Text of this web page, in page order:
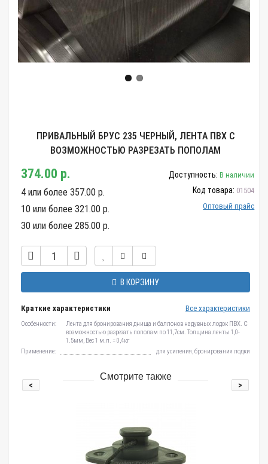
ПРИВАЛЬНЫЙ БРУС 235 ЧЕРНЫЙ, ЛЕНТА ПВХ С
ВОЗМОЖНОСТЬЮ РАЗРЕЗАТЬ ПОПОЛАМ
374.00 р.
4 или более 357.00 р.
10 или более 321.00 р.
30 или более 285.00 р.
Доступность: В наличии
Код товара: 01504
Оптовый прайс
В КОРЗИНУ
Краткие характеристики Все характеристики
Особенности:
Лента для бронирования днища и баллонов надувных лодок ПВХ. С
возможностью разрезать пополам по 11,7см. Толщина ленты 1,0-
1.5мм, Вес 1 м.п. = 0,4кг
Применение:
для усиления, бронирования лодки
Смотрите также
< >